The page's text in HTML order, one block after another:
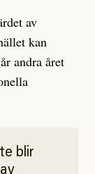
av
kan
andra året
blir